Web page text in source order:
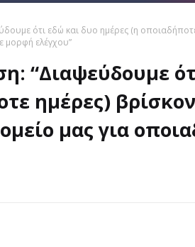
ότι εδώ και δυο ημέρες (η
μορφή ελέγχου”
“Διαψεύδουμε
ημέρες)
μας για